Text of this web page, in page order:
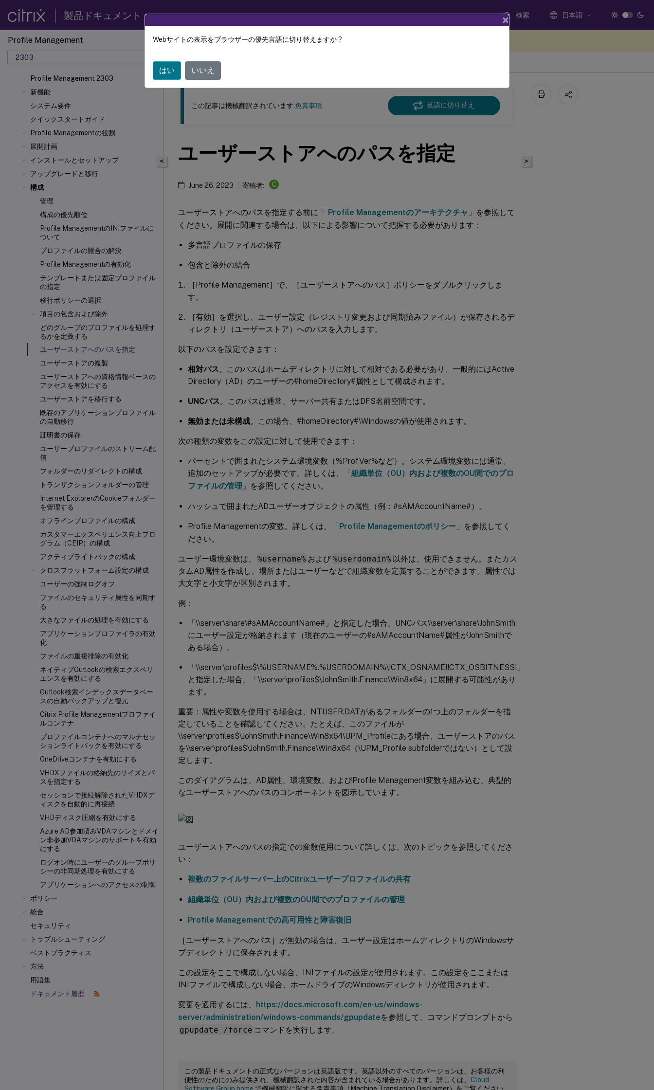
製品ドキュメント 検索 日本語
Profile Management
2303
Profile Management 2303
新機能
システム要件
クイックスタートガイド
Profile Managementの役割
展開計画
インストールとセットアップ
アップグレードと移行
構成
管理
構成の優先順位
Profile ManagementのINIファイルに
ついて
プロファイルの競合の解決
Profile Managementの有効化
テンプレートまたは固定プロファイル
の指定
移行ポリシーの選択
項目の包含および除外
どのグループのプロファイルを処理す
るかを定義する
ユーザーストアへのパスを指定
ユーザーストアの複製
ユーザーストアへの資格情報ベースの
アクセスを有効にする
ユーザーストアを移行する
既存のアプリケーションプロファイル
の自動移行
証明書の保存
ユーザープロファイルのストリーム配
信
フォルダーのリダイレクトの構成
トランザクションフォルダーの管理
Internet ExplorerのCookieフォルダー
を管理する
オフラインプロファイルの構成
カスタマーエクスペリエンス向上プロ
グラム（CEIP）の構成
アクティブライトバックの構成
クロスプラットフォーム設定の構成
ユーザーの強制ログオフ
ファイルのセキュリティ属性を同期す
る
大きなファイルの処理を有効にする
アプリケーションプロファイラの有効
化
ファイルの重複排除の有効化
ネイティブOutlookの検索エクスペリ
エンスを有効にする
Outlook検索インデックスデータベー
スの自動バックアップと復元
Citrix Profile Managementプロファイ
ルコンテナ
プロファイルコンテナへのマルチセッ
ションライトバックを有効にする
OneDriveコンテナを有効にする
VHDXファイルの格納先のサイズとパ
スを指定する
セッションで接続解除されたVHDXデ
ィスクを自動的に再接続
VHDディスク圧縮を有効にする
Azure AD参加済みVDAマシンとドメイ
ン非参加VDAマシンのサポートを有効
にする
ログオン時にユーザーのグループポリ
シーの非同期処理を有効にする
アプリケーションへのアクセスの制御
ポリシー
統合
セキュリティ
トラブルシューティング
ベストプラクティス
方法
用語集
ドキュメント履歴
このコンテンツは動的に機械翻訳されています。
Profile Management
<
この記事は機械翻訳されています.免責事項 英語に切り替え
ユーザーストアへのパスを指定
June 26, 2023 寄稿者: C
ユーザーストアへのパスを指定する前に「 Profile Managementのアーキテクチャ 」を参照して
ください。展開に関連する場合は、以下による影響について把握する必要があります：
多言語プロファイルの保存
包含と除外の結合
［Profile Management］で、［ユーザーストアへのパス］ポリシーをダブルクリックしま
す。
［有効］を選択し、ユーザー設定（レジストリ変更および同期済みファイル）が保存されるデ
ィレクトリ（ユーザーストア）へのパスを入力します。
以下のパスを設定できます：
相対パス 。このパスはホームディレクトリに対して相対である必要があり、一般的にはActive
Directory（AD）のユーザーの#homeDirectory#属性として構成されます。
UNCパス 。このパスは通常、サーバー共有またはDFS名前空間です。
無効または未構成。この場合、#homeDirectory#\Windowsの値が使用されます。
次の種類の変数をこの設定に対して使用できます：
パーセントで囲まれたシステム環境変数（%ProfVer%など）。システム環境変数には通常、
追加のセットアップが必要です。詳しくは、「組織単位（OU）内および複数のOU間でのプロ
ファイルの管理 」を参照してください。
ハッシュで囲まれたADユーザーオブジェクトの属性（例：#sAMAccountName#）。
Profile Managementの変数。詳しくは、「Profile Managementのポリシー 」を参照してく
ださい。
ユーザー環境変数は、 %username% および %userdomain% 以外は、使用できません。またカス
タムAD属性を作成し、場所またはユーザーなどで組織変数を定義することができます。属性では
大文字と小文字が区別されます。
例：
「\\server\share\#sAMAccountName#」と指定した場合、UNCパス\\server\share\JohnSmith
にユーザー設定が格納されます（現在のユーザーの#sAMAccountName#属性がJohnSmithで
ある場合）。
「\\server\profiles$\%USERNAME%.%USERDOMAIN%\!CTX_OSNAME!!CTX_OSBITNESS!」
と指定した場合、「\\server\profiles$\JohnSmith.Finance\Win8x64」に展開する可能性があり
ます。
重要：属性や変数を使用する場合は、NTUSER.DATがあるフォルダーの1つ上のフォルダーを指
定していることを確認してください。たとえば、このファイルが
\\server\profiles$\JohnSmith.Finance\Win8x64\UPM_Profileにある場合、ユーザーストアのパス
を\\server\profiles$\JohnSmith.Finance\Win8x64（\UPM_Profile subfolderではない）として設
定します。
このダイアグラムは、AD属性、環境変数、およびProfile Management変数を組み込む、典型的
なユーザーストアへのパスのコンポーネントを図示しています。
ユーザーストアへのパスの指定での変数使用について詳しくは、次のトピックを参照してくださ
い：
複数のファイルサーバー上のCitrixユーザープロファイルの共有
組織単位（OU）内および複数のOU間でのプロファイルの管理
Profile Managementでの高可用性と障害復旧
［ユーザーストアへのパス］が無効の場合は、ユーザー設定はホームディレクトリのWindowsサ
ブディレクトリに保存されます。
この設定をここで構成しない場合、INIファイルの設定が使用されます。この設定をここまたは
INIファイルで構成しない場合、ホームドライブのWindowsディレクトリが使用されます。
変更を適用するには、
https://docs.microsoft.com/en-us/windows-
server/administration/windows-commands/gpupdateを参照して、コマンドプロンプトから
gpupdate /force コマンドを実行します。
この製品ドキュメントの正式なバージョンは英語版です。英語以外のすべてのバージョンは、お客様の利
便性のためにのみ提供され、機械翻訳された内容が含まれている場合があります。詳しくは、 Cloud
Software Group home で機械翻訳に関する免責事項（Machine Translation Disclaimer）をご覧ください。
>
×
Webサイトの表示をブラウザーの優先言語に切り替えますか ?
はい いいえ